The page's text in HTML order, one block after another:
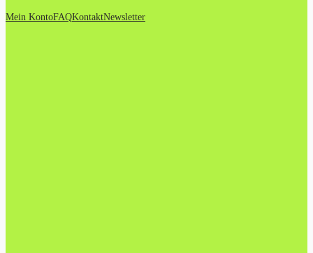
Mein KontoFAQKontaktNewsletter